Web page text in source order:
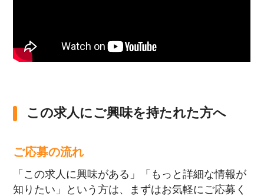
この求人にご興味を持たれた方へ
ご応募の流れ
「この求人に興味がある」「もっと詳細な情報が
知りたい」という方は、まずはお気軽にご応募く